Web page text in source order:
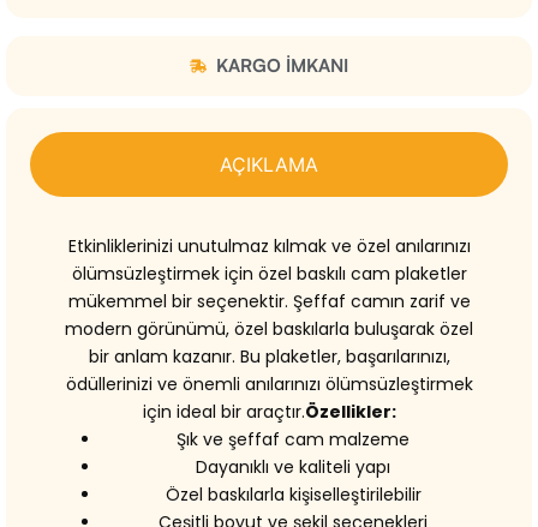
KARGO IMKANI
AÇIKLAMA
Etkinliklerinizi unutulmaz kılmak ve özel anılarınızı
ölümsüzleştirmek için özel baskılı cam plaketler
mükemmel bir seçenektir. Şeffaf camın zarif ve
modern görünümü, özel baskılarla buluşarak özel
bir anlam kazanır. Bu plaketler, başarılarınızı,
ödüllerinizi ve önemli anılarınızı ölümsüzleştirmek
için ideal bir araçtır.Özellikler:
Şık ve şeffaf cam malzeme
Dayanıklı ve kaliteli yapı
Özel baskılarla kişiselleştirilebilir
Çeşitli boyut ve şekil seçenekleri